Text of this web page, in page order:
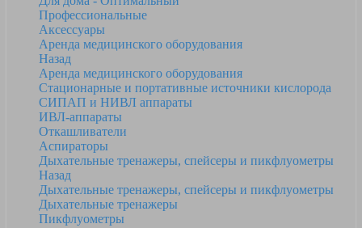
Профессиональные
Аксессуары
Аренда медицинского оборудования
Назад
Аренда медицинского оборудования
Стационарные и портативные источники кислорода
СИПАП и НИВЛ аппараты
ИВЛ-аппараты
Откашливатели
Аспираторы
Дыхательные тренажеры, спейсеры и пикфлуометры
Назад
Дыхательные тренажеры, спейсеры и пикфлуометры
Дыхательные тренажеры
Пикфлуометры